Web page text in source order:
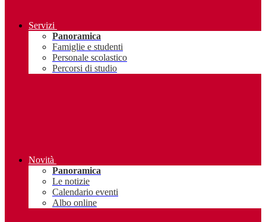
Servizi
Panoramica
Famiglie e studenti
Personale scolastico
Percorsi di studio
Novità
Panoramica
Le notizie
Calendario eventi
Albo online